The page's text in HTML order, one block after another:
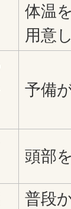
体温
用意
予備
頭部
普段